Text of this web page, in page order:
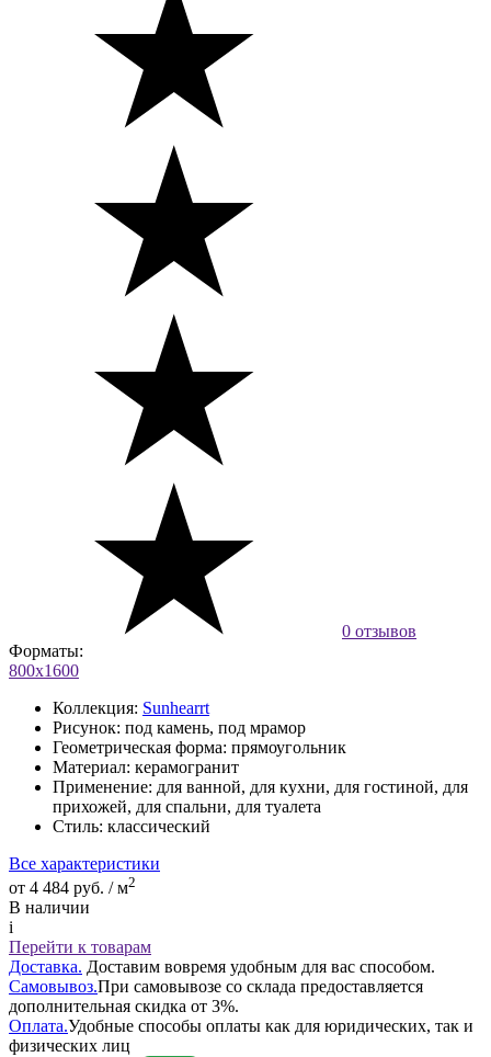
0 отзывов
Форматы:
800х1600
Коллекция: Sunhearrt
Рисунок: под камень, под мрамор
Геометрическая форма: прямоугольник
Материал: керамогранит
Применение: для ванной, для кухни, для гостиной, для
прихожей, для спальни, для туалета
Стиль: классический
Все характеристики
от 4 484 руб. / м2
В наличии
i
Перейти к товарам
Доставка. Доставим вовремя удобным для вас способом.
Самовывоз.При самовывозе со склада предоставляется
дополнительная скидка от 3%.
Оплата.Удобные способы оплаты как для юридических, так и
физических лиц